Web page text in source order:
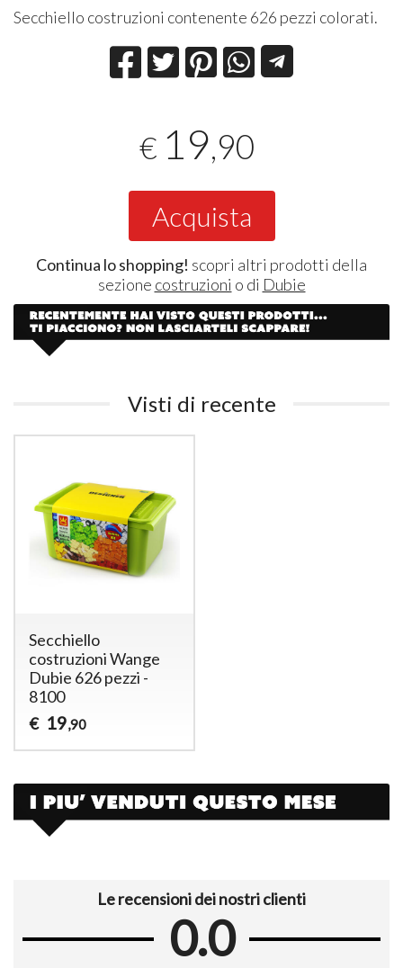
Secchiello costruzioni contenente 626 pezzi colorati.
€ 19,90
Acquista
Continua lo shopping! scopri altri prodotti della
sezione costruzioni o di Dubie
Visti di recente
Secchiello
costruzioni Wange
Dubie 626 pezzi -
8100
€ 19,90
Le recensioni dei nostri clienti
0.0